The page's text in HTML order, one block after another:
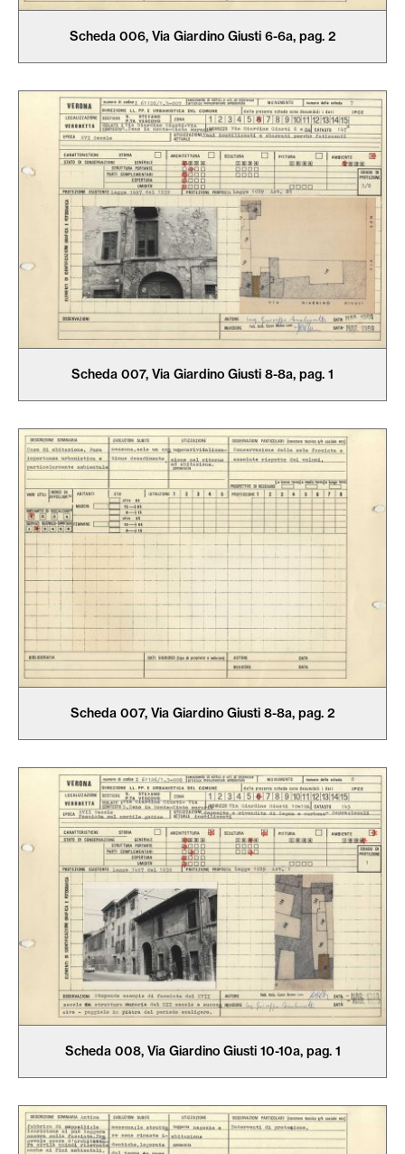
Scheda 006, Via Giardino Giusti 6-6a, pag. 2
Scheda 007, Via Giardino Giusti 8-8a, pag. 1
Scheda 007, Via Giardino Giusti 8-8a, pag. 2
Scheda 008, Via Giardino Giusti 10-10a, pag. 1